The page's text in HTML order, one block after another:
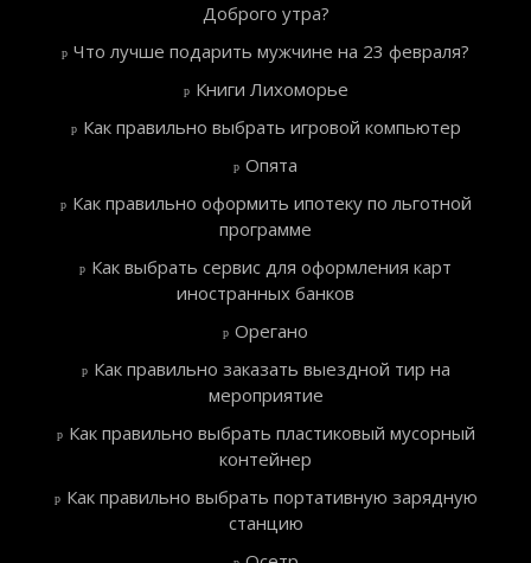
Доброго утра?
Что лучше подарить мужчине на 23 февраля?
Книги Лихоморье
Как правильно выбрать игровой компьютер
Опята
Как правильно оформить ипотеку по льготной
программе
Как выбрать сервис для оформления карт
иностранных банков
Орегано
Как правильно заказать выездной тир на
мероприятие
Как правильно выбрать пластиковый мусорный
контейнер
Как правильно выбрать портативную зарядную
станцию